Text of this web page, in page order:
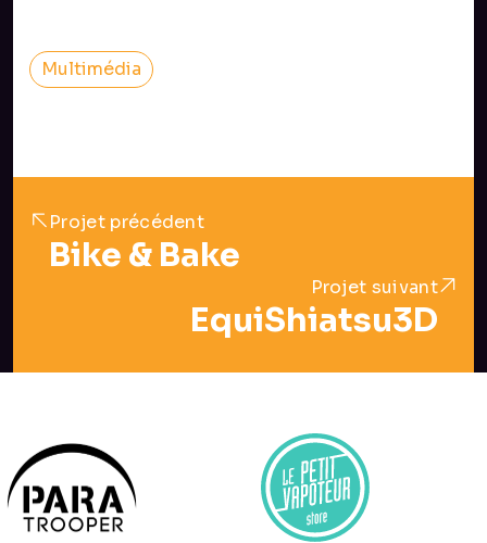
Multimédia
Projet précédent
Bike & Bake
Projet suivant
EquiShiatsu3D